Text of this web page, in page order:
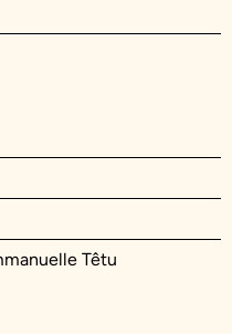
Têtu